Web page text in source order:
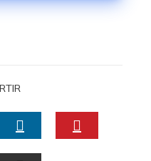
LINKEDIN